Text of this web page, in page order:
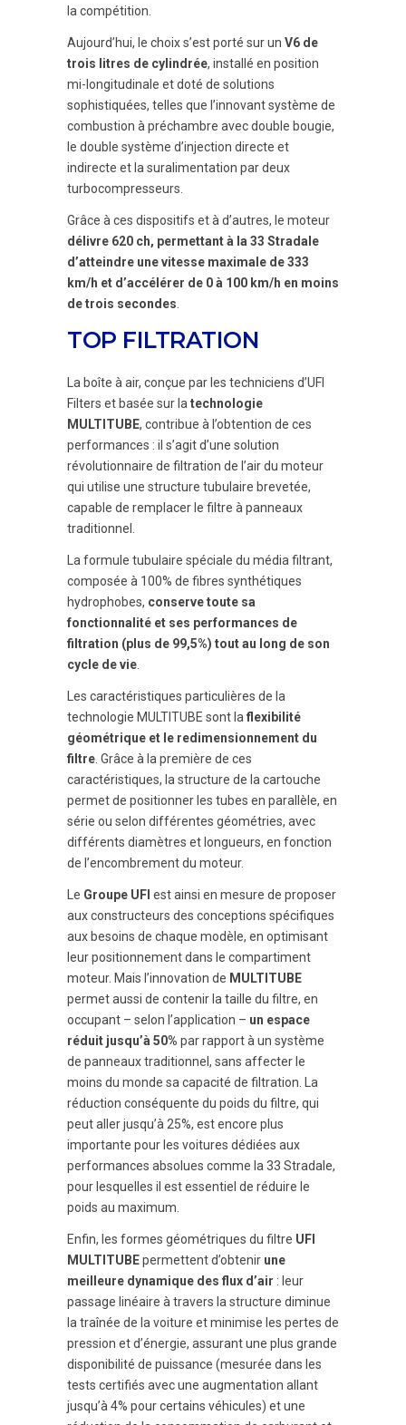
la compétition.
Aujourd’hui, le choix s’est porté sur un V6 de
trois litres de cylindrée, installé en position
mi-longitudinale et doté de solutions
sophistiquées, telles que l’innovant système de
combustion à préchambre avec double bougie,
le double système d’injection directe et
indirecte et la suralimentation par deux
turbocompresseurs.
Grâce à ces dispositifs et à d’autres, le moteur
délivre 620 ch, permettant à la 33 Stradale
d’atteindre une vitesse maximale de 333
km/h et d’accélérer de 0 à 100 km/h en moins
de trois secondes.
TOP FILTRATION
La boîte à air, conçue par les techniciens d’UFI
Filters et basée sur latechnologie
MULTITUBE, contribue à l’obtention de ces
performances : il s’agit d’une solution
révolutionnaire de filtration de l’air du moteur
qui utilise une structure tubulaire brevetée,
capable de remplacer le filtre à panneaux
traditionnel.
La formule tubulaire spéciale du média filtrant,
composée à 100% de fibres synthétiques
hydrophobes, conserve toute sa
fonctionnalité et ses performances de
filtration (plus de 99,5%) tout au long de son
cycle de vie.
Les caractéristiques particulières de la
technologie MULTITUBE sont laflexibilité
géométrique et le redimensionnement du
filtre. Grâce à la première de ces
caractéristiques, la structure de la cartouche
permet de positionner les tubes en parallèle, en
série ou selon différentes géométries, avec
différents diamètres et longueurs, en fonction
de l’encombrement du moteur.
Le Groupe UFI est ainsi en mesure de proposer
aux constructeurs des conceptions spécifiques
aux besoins de chaque modèle, en optimisant
leur positionnement dans le compartiment
moteur. Mais l’innovation de MULTITUBE
permet aussi de contenir la taille du filtre, en
occupant – selon l’application – un espace
réduit jusqu’à 50% par rapport à un système
de panneaux traditionnel, sans affecter le
moins du monde sa capacité de filtration. La
réduction conséquente du poids du filtre, qui
peut aller jusqu’à 25%, est encore plus
importante pour les voitures dédiées aux
performances absolues comme la 33 Stradale,
pour lesquelles il est essentiel de réduire le
poids au maximum.
Enfin, les formes géométriques du filtre UFI
MULTITUBEpermettent d’obtenir une
meilleure dynamique des flux d’air : leur
passage linéaire à travers la structure diminue
la traînée de la voiture et minimise les pertes de
pression et d’énergie, assurant une plus grande
disponibilité de puissance (mesurée dans les
tests certifiés avec une augmentation allant
jusqu’à 4% pour certains véhicules) et une